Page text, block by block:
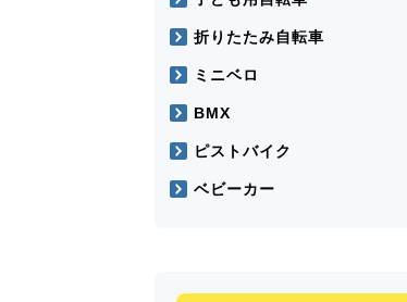
折りたたみ自転車
ミニベロ
BMX
ピストバイク
ベビーカー